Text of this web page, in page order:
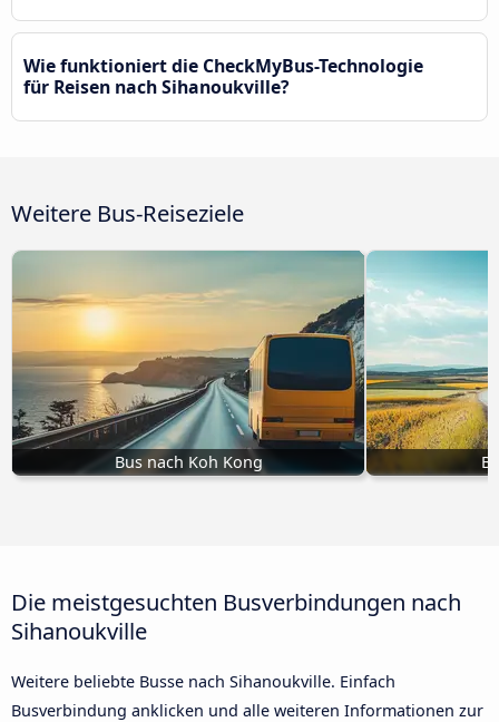
Wie funktioniert die CheckMyBus-Technologie
für Reisen nach Sihanoukville?
Weitere Bus-Reiseziele
Bus nach Koh Kong
Die meistgesuchten Busverbindungen nach
Sihanoukville
Weitere beliebte Busse nach Sihanoukville. Einfach
Busverbindung anklicken und alle weiteren Informationen zur